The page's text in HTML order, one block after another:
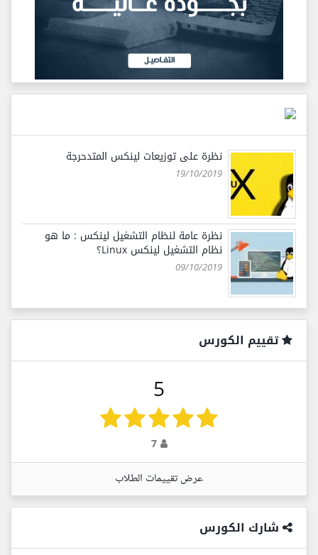
نظرة على توزيعات لينكس المتدحرجة
19/10/2019
نظرة عامة لنظام التشغيل لينكس : ما هو
نظام التشغيل لينكس Linux؟
09/10/2019
تقييم الكورس
5
7
عرض تقييمات الطلاب
شارك الكورس